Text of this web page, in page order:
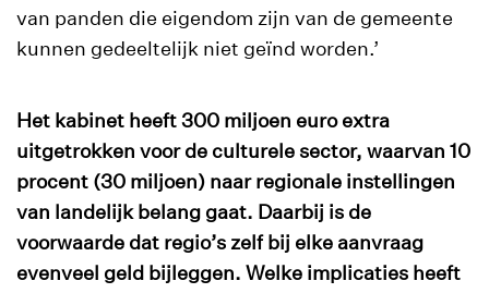
van panden die eigendom zijn van de gemeente
kunnen gedeeltelijk niet geïnd worden.’
Het kabinet heeft 300 miljoen euro extra
uitgetrokken voor de culturele sector, waarvan 10
procent (30 miljoen) naar regionale instellingen
van landelijk belang gaat. Daarbij is de
voorwaarde dat regio’s zelf bij elke aanvraag
evenveel geld bijleggen. Welke implicaties heeft